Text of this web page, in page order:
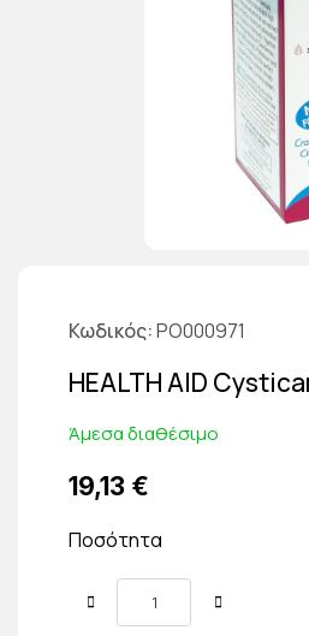
Κωδικός PO000971
HEALTH AID
Άμεσα διαθέσιμο
19,13 €
Ποσότητα